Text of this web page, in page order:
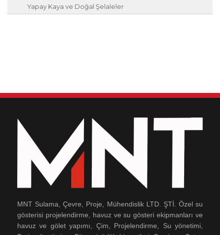
Yapay Kaya ve Doğal Şelaleler
MNT Sulama, Çevre, Proje, Mühendislik LTD. ŞTİ. Özel su
gösterisi projelendirme, havuz ve su gösteri ekipmanları ve
havuz ve gölet yapımı, Çim, Projelendirme, Su yönetimi,